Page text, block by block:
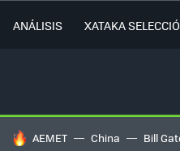
ANÁLISIS XATAKA
HOY SE HABLA DE
AEMET China Bill